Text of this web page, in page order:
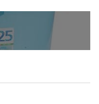
0170
（平日）
7622